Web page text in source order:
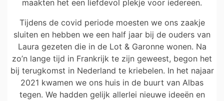
maakten het een liefdevol plekje voor iedereen.
Tijdens de covid periode moesten we ons zaakje
sluiten en hebben we een half jaar bij de ouders van
Laura gezeten die in de Lot & Garonne wonen. Na
zo’n lange tijd in Frankrijk te zijn geweest, begon het
bij terugkomst in Nederland te kriebelen. In het najaar
2021 kwamen we ons huis in de buurt van Albas
tegen. We hadden gelijk allerlei nieuwe ideeën en